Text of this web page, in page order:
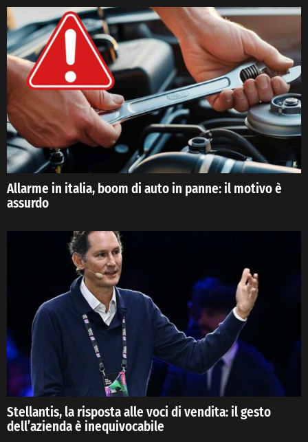
Allarme in italia, boom di auto in panne: il motivo è
assurdo
Stellantis, la risposta alle voci di vendita: il gesto
dell’azienda è inequivocabile